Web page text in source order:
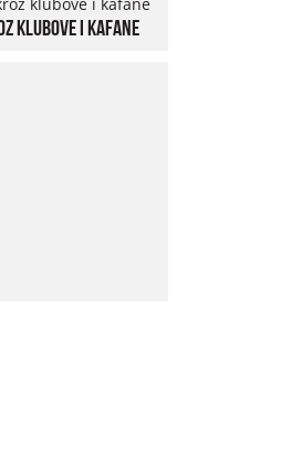
klubove i kafane